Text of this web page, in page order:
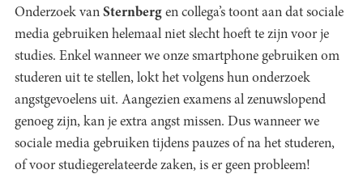
Onderzoek van Sternberg en collega’s toont aan dat sociale
media gebruiken helemaal niet slecht hoeft te zijn voor je
studies. Enkel wanneer we onze smartphone gebruiken om
studeren uit te stellen, lokt het volgens hun onderzoek
angstgevoelens uit. Aangezien examens al zenuwslopend
genoeg zijn, kan je extra angst missen. Dus wanneer we
sociale media gebruiken tijdens pauzes of na het studeren,
of voor studiegerelateerde zaken, is er geen probleem!